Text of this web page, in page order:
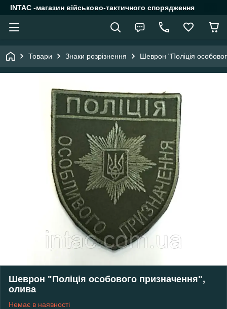
INTAC -магазин військово-тактичного спорядження
Товари Знаки розрізнення Шеврон "Поліція
Шеврон "Поліція особового призначення",
олива
Немає в наявності